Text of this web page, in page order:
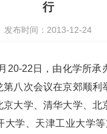
行
发布时间：2013-12-24
月 20-22 日，由化学所承
第八次会议在京郊顺利
大学、清华大学、北
大学、天津工业大学